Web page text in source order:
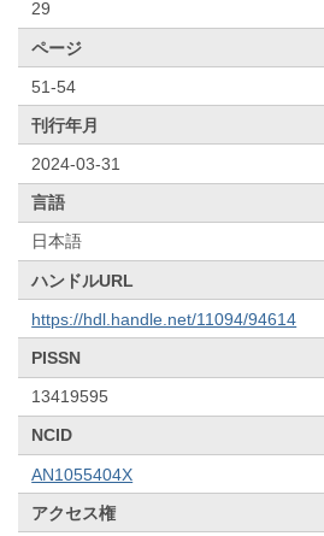
29
ページ
51-54
刊行年月
2024-03-31
言語
日本語
ハンドルURL
https://hdl.handle.net/11094/94614
PISSN
13419595
NCID
AN1055404X
アクセス権